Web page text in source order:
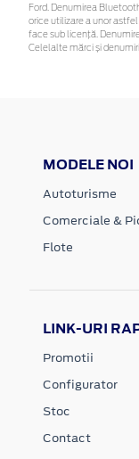
Ford. Denumirea
orice utilizare a unor
face sub licență.
Celelalte mărci și
MODELE NOI
Autoturisme
Comerciale &
Flote
LINK-URI
Promotii
Configurator
Stoc
Contact